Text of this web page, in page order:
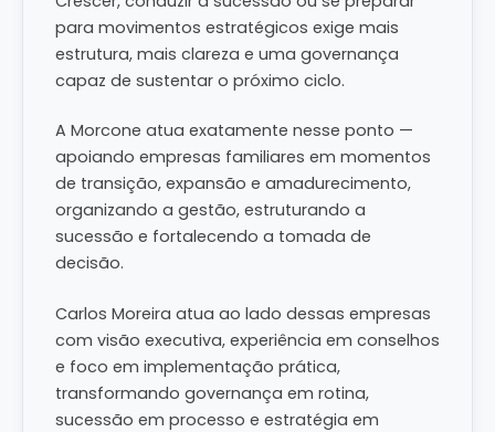
para movimentos estratégicos exige mais
estrutura, mais clareza e uma governança
capaz de sustentar o próximo ciclo.
A Morcone atua exatamente nesse ponto —
apoiando empresas familiares em momentos
de transição, expansão e amadurecimento,
organizando a gestão, estruturando a
sucessão e fortalecendo a tomada de
decisão.
Carlos Moreira atua ao lado dessas empresas
com visão executiva, experiência em conselhos
e foco em implementação prática,
transformando governança em rotina,
sucessão em processo e estratégia em